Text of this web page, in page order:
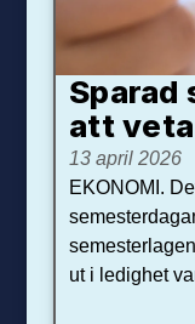
Sparad
att veta
13 april 2026
EKONOMI.
ut i ledighet